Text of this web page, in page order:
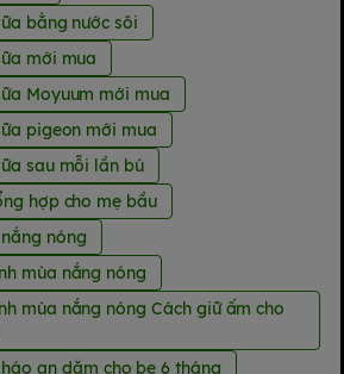
bằng nước sôi
mới mua
Moyuum mới mua
pigeon mới mua
sau mỗi lần bú
hợp cho mẹ bầu
nóng
mùa nắng nóng
mùa nắng nóng Cách giữ ấm cho
an dặm cho be 6 tháng